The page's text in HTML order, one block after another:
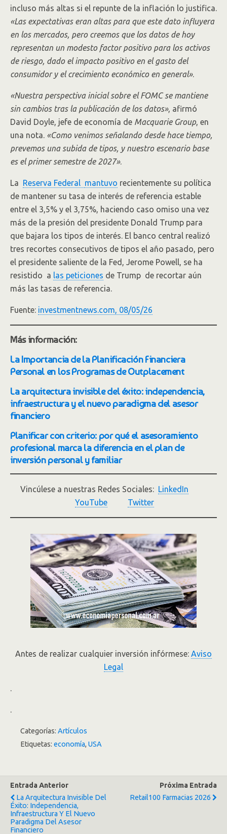
incluso más altas si el repunte de la inflación lo justifica.
«Las expectativas eran altas para que este dato influyera
en los mercados, pero creemos que los datos de hoy
representan un modesto factor positivo para los activos
de riesgo, dado el impacto positivo en el gasto del
consumidor y el crecimiento económico en general».
«Nuestra perspectiva inicial sobre el FOMC se mantiene
sin cambios tras la publicación de los datos», afirmó
David Doyle, jefe de economía de Macquarie Group, en
una nota. «Como venimos señalando desde hace tiempo,
prevemos una subida de tipos, y nuestro escenario base
es el primer semestre de 2027».
La Reserva Federal mantuvo recientemente su política
de mantener su tasa de interés de referencia estable
entre el 3,5% y el 3,75%, haciendo caso omiso una vez
más de la presión del presidente Donald Trump para
que bajara los tipos de interés. El banco central realizó
tres recortes consecutivos de tipos el año pasado, pero
el presidente saliente de la Fed, Jerome Powell, se ha
resistido a las peticiones de Trump de recortar aún
más las tasas de referencia.
Fuente: investmentnews.com, 08/05/26
Más información:
La Importancia de la Planificación Financiera
Personal en los Programas de Outplacement
La arquitectura invisible del éxito: independencia,
infraestructura y el nuevo paradigma del asesor
financiero
Planificar con criterio: por qué el asesoramiento
profesional marca la diferencia en el plan de
inversión personal y familiar
Vincúlese a nuestras Redes Sociales: LinkedIn
YouTube
Twitter
Antes de realizar cualquier inversión infórmese: Aviso
Legal
Categorías: Artículos
Etiquetas: economía, USA
Entrada Anterior
La Arquitectura Invisible Del
Éxito: Independencia,
Infraestructura Y El Nuevo
Paradigma Del Asesor
Financiero
Próxima Entrada
Retail100 Farmacias 2026